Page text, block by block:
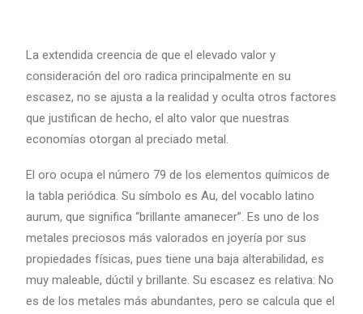
La extendida creencia de que el elevado valor y
consideración del oro radica principalmente en su
escasez, no se ajusta a la realidad y oculta otros factores
que justifican de hecho, el alto valor que nuestras
economías otorgan al preciado metal.
El oro ocupa el número 79 de los elementos químicos de
la tabla periódica. Su símbolo es Au, del vocablo latino
aurum, que significa “brillante amanecer”. Es uno de los
metales preciosos más valorados en joyería por sus
propiedades físicas, pues tiene una baja alterabilidad, es
muy maleable, dúctil y brillante. Su escasez es relativa: No
es de los metales más abundantes, pero se calcula que el